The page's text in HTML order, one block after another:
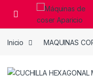
Skip to navigation
Skip to content
Open
Inicio MAQUINAS